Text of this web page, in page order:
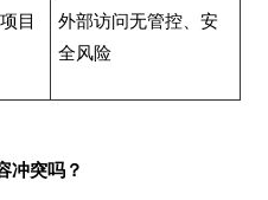
目
外部访问无管控、安
全风险
冲突吗？